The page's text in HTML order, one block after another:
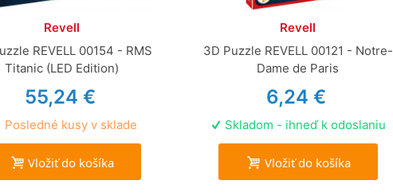
Revell
REVELL 00154 - RMS
Titanic (LED Edition)
55,24 €
Posledné kusy v sklade
Vložiť do košíka
Revell
3D Puzzle REVELL 00121 - Notre-
Dame de Paris
6,24 €
Skladom - ihneď k odoslaniu
Vložiť do košíka